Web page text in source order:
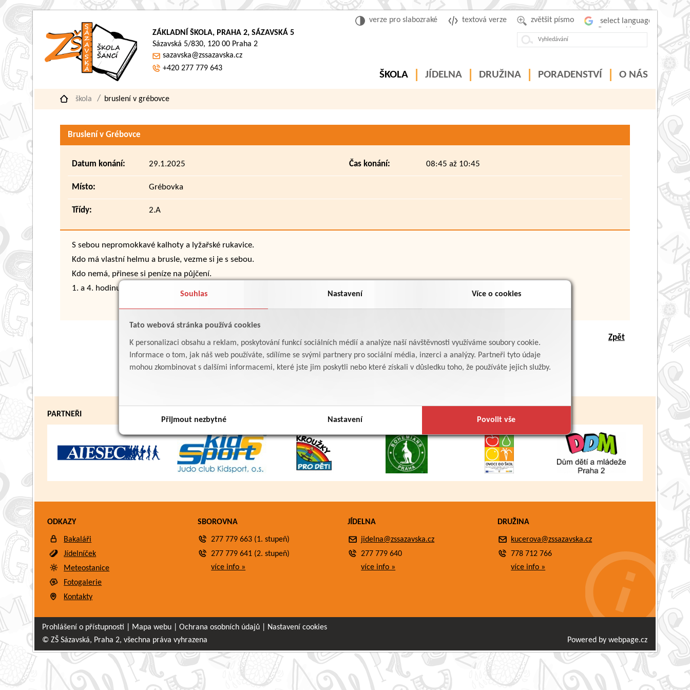
Souhlas Nastavení Více o cookies
Tato webová stránka používá cookies
K personalizaci obsahu a reklam, poskytování funkcí sociálních médií a analýze naší návštěvnosti využíváme soubory cookie.
Informace o tom, jak náš web používáte, sdílíme se svými partnery pro sociální média, inzerci a analýzy. Partneři tyto údaje
mohou zkombinovat s dalšími informacemi, které jste jim poskytli nebo které získali v důsledku toho, že používáte jejich služby.
Přijmout nezbytné Nastavení Povolit vše
zvětšit písmo
textová verze
verze pro slabozraké
ZÁKLADNÍ ŠKOLA, PRAHA 2, SÁZAVSKÁ 5
Sázavská 5/830, 120 00 Praha 2
sazavska@zssazavska.cz
+420 277 779 643
ŠKOLA JÍDELNA DRUŽINA PORADENSTVÍ O NÁS
škola bruslení v grébovce
Bruslení v Grébovce
Datum konání: 29.1.2025 Čas konání: 08:45 až 10:45
Místo: Grébovka
Třídy: 2.A
S sebou nepromokkavé kalhoty a lyžařské rukavice.
Kdo má vlastní helmu a brusle, vezme si je s sebou.
Kdo nemá, přinese si peníze na půjčení.
1. a 4. hodinu probíhá výuka dle rozvrhu.
Zpět
PARTNEŘI
ODKAZY
Bakaláři
Jídelníček
Meteostanice
Fotogalerie
Kontakty
SBOROVNA
277 779 663 (1. stupeň)
277 779 641 (2. stupeň)
více info »
JÍDELNA
jidelna@zssazavska.cz
277 779 640
více info »
DRUŽINA
kucerova@zssazavska.cz
778 712 766
více info »
Prohlášení o přístupnosti Mapa webu |Ochrana osobních údajů
Nastavení cookies
© ZŠ Sázavská, Praha 2, všechna práva vyhrazena
Powered by webpage.cz